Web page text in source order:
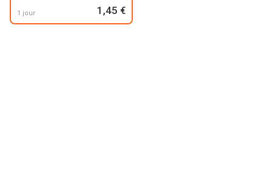
1 jour 1,45 €